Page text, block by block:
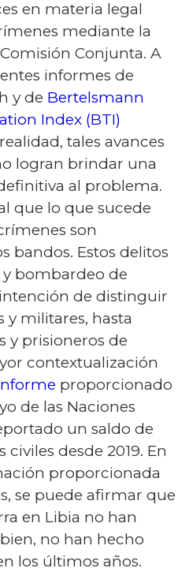
en materia legal
mediante la
Conjunta. A
informes de
y de Bertelsmann
Index (BTI)
tales avances
logran brindar una
al problema.
que lo que sucede
son
bandos. Estos delitos
y bombardeo de
de distinguir
y militares, hasta
y prisioneros de
contextualización
proporcionado
de las Naciones
un saldo de
desde 2019. En
proporcionada
se puede afirmar que
en Libia no han
no han hecho
los últimos años.